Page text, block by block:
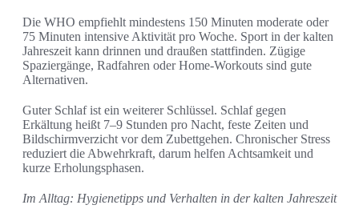
Die WHO empfiehlt mindestens 150 Minuten moderate oder
75 Minuten intensive Aktivität pro Woche. Sport in der kalten
Jahreszeit kann drinnen und draußen stattfinden. Zügige
Spaziergänge, Radfahren oder Home-Workouts sind gute
Alternativen.
Guter Schlaf ist ein weiterer Schlüssel. Schlaf gegen
Erkältung heißt 7–9 Stunden pro Nacht, feste Zeiten und
Bildschirmverzicht vor dem Zubettgehen. Chronischer Stress
reduziert die Abwehrkraft, darum helfen Achtsamkeit und
kurze Erholungsphasen.
Im Alltag: Hygienetipps und Verhalten in der kalten Jahreszeit